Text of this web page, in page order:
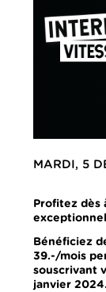
MARDI, 5
Profitez dès
Bénéficiez
39.-/mois
souscrivant
janvier 2024.